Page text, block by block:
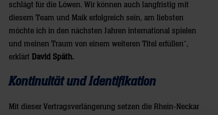
schlägt für die Löwen. Wir können auch langfristig mit
diesem Team und Maik erfolgreich sein, am liebsten
möchte ich in den nächsten Jahren international spielen
und meinen Traum von einem weiteren Titel erfüllen“,
erklärt David Späth.
Kontinuität und Identifikation
Mit dieser Vertragsverlängerung setzen die Rhein-Neckar